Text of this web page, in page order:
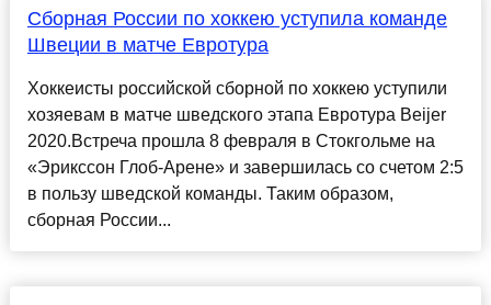
Сборная России по хоккею уступила команде
Швеции в матче Евротура
Хоккеисты российской сборной по хоккею уступили
хозяевам в матче шведского этапа Евротура Beijer
2020.Встреча прошла 8 февраля в Стокгольме на
«Эрикссон Глоб-Арене» и завершилась со счетом 2:5
в пользу шведской команды. Таким образом,
сборная России...